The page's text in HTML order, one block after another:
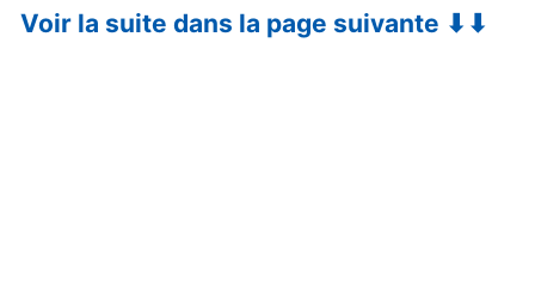
Voir la suite dans la page suivante ⬇⬇